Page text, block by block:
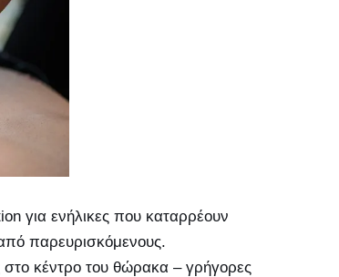
για ενήλικες που καταρρέουν
παρευρισκόμενους.
στο κέντρο του θώρακα – γρήγορες